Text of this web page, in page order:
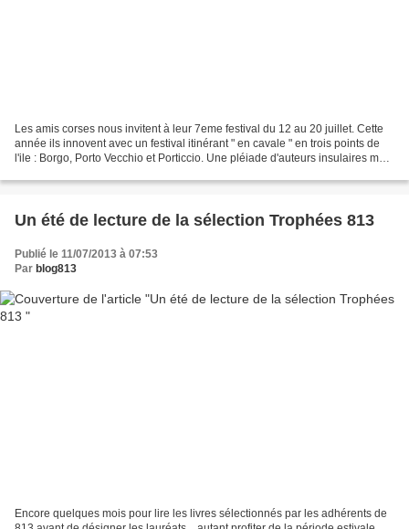
Les amis corses nous invitent à leur 7eme festival du 12 au 20 juillet. Cette
année ils innovent avec un festival itinérant " en cavale " en trois points de
l'ile : Borgo, Porto Vecchio et Porticcio. Une pléiade d'auteurs insulaires mais
Un été de lecture de la sélection Trophées 813
Publié le 11/07/2013 à 07:53
Par blog813
Encore quelques mois pour lire les livres sélectionnés par les adhérents de